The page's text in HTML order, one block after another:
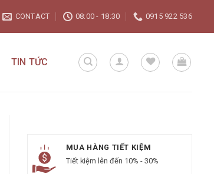
CONTACT 08:00 - 18:30 0915 922 536
TIN TỨC
MUA HÀNG TIẾT KIỆM
Tiết kiệm lên đến 10% - 30%